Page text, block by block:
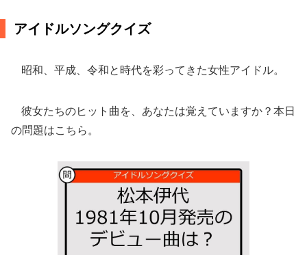
アイドルソングクイズ
昭和、平成、令和と時代を彩ってきた女性アイドル。
彼女たちのヒット曲を、あなたは覚えていますか？本日
の問題はこちら。